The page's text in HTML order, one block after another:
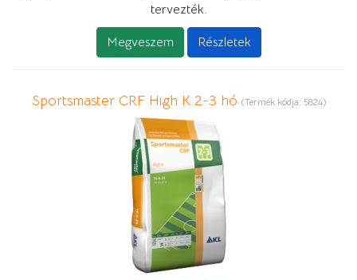
tervezték.
Megveszem Részletek
Sportsmaster CRF High K 2-3 hó (Termék kódja: 5824)